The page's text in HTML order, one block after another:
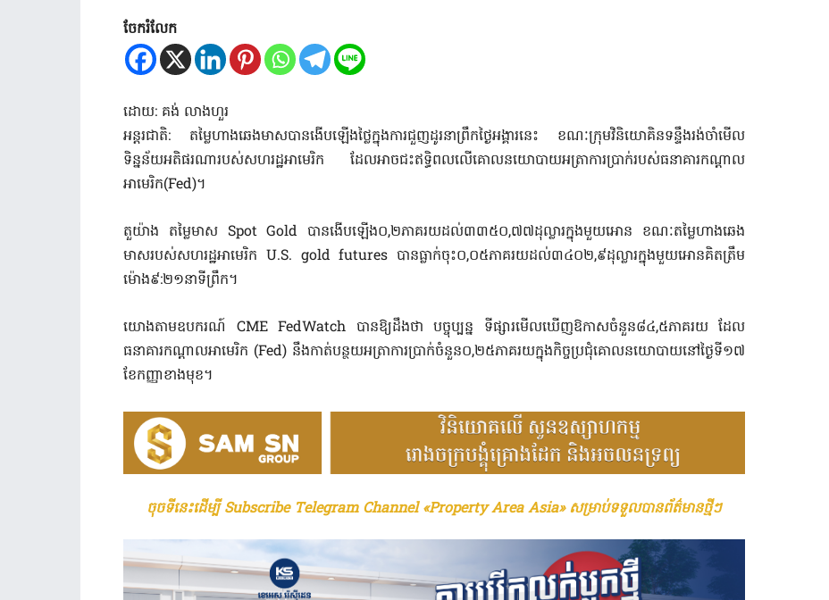
ចែករំលែក
ដោយ: គង់ លាងហួរ
អន្តរជាតិ: តម្លៃហាងឆេងមាសបានងើបឡើងថ្លៃក្នុងការជួញដូរនាព្រឹកថ្ងៃអង្គារនេះ ខណៈក្រុមវិនិយោគិនទន្ទឹងរង់ចាំមើល
ទិន្នន័យអតិផរណារបស់សហរដ្ឋអាមេរិក ដែលអាចជះឥទ្ធិពលលើគោលនយោបាយអត្រាការប្រាក់របស់ធនាគារកណ្តាល
អាមេរិក(Fed)។
តួយ៉ាង តម្លៃមាស Spot Gold បានងើបឡើង០,២ភាគរយដល់៣៣៥០,៧៧ដុល្លារក្នុងមួយអោន ខណៈតម្លៃហាងឆេង
មាសរបស់សហរដ្ឋអាមេរិក U.S. gold futures បានធ្លាក់ចុះ០,០៥ភាគរយដល់៣៤០២,៩ដុល្លារក្នុងមួយអោនគិតត្រឹម
ម៉ោង៩:២១នាទីព្រឹក។
យោងតាមឧបករណ៍ CME FedWatch បានឱ្យដឹងថា បច្ចុប្បន្ន ទីផ្សារមើលឃើញឱកាសចំនួន៨៤,៥ភាគរយ ដែល
ធនាគារកណ្តាលអាមេរិក (Fed) នឹងកាត់បន្ថយអត្រាការប្រាក់ចំនួន០,២៥ភាគរយក្នុងកិច្ចប្រជុំគោលនយោបាយនៅថ្ងៃទី១៧
ខែកញ្ញាខាងមុខ។
ចុចទីនេះដើម្បី Subscribe Telegram Channel «Property Area Asia» សម្រាប់ទទួលបានព័ត៌មានថ្មីៗ